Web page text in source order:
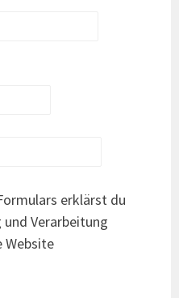
erklärst du
Verarbeitung
Website